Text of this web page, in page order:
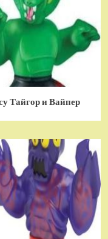
Тайгор и Вайпер